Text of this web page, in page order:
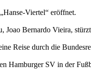
Viertel“ eröffnet.
Bernardo Vieira,
Reise durch die
Hamburger SV in der